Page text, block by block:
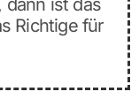
Richtige für